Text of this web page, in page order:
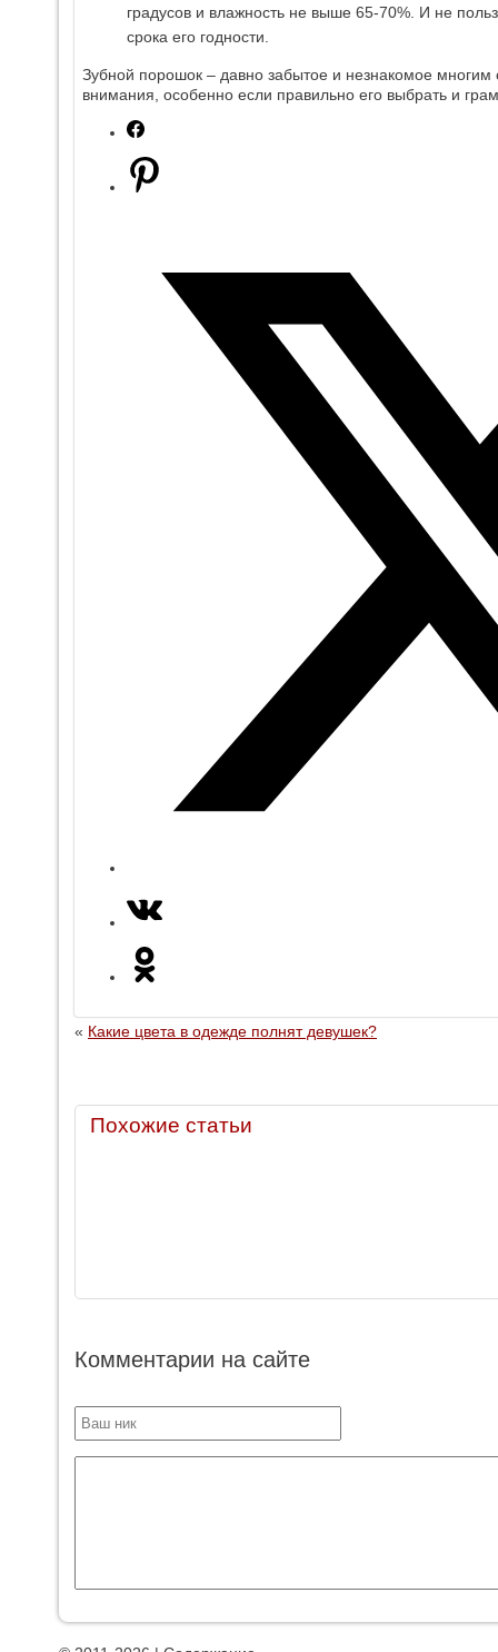
градусов и влажность не выше 65-70%. И не
срока его годности.
Зубной порошок – давно забытое и незнакомое многим
внимания, особенно если правильно его выбрать и
« Какие цвета в одежде полнят девушек?
Похожие статьи
Комментарии на сайте